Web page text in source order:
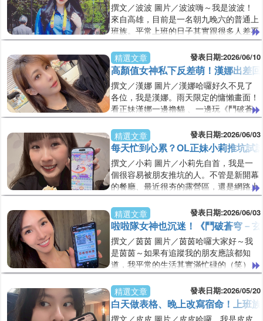
撰文／波波 圖片／波波嗨～我是波波！
來自高雄，目前是一名朝九晚六的普通上
班族。平常上班的日子其實跟很多人差不
多，每天鬧鐘響、趕上班、開會、回訊
息、處理工作，然後一轉眼又到了下班時
間。陽光潛水女神「波波」私下大反差！
下班不潛水，竟然躲在沙發瘋玩《鬥破蒼
穹-玄幻秘藏》。波波提供雖然生活規
律，但我其實是個很愛往外跑的人。只要
有假期，我幾乎不太會待在家裡。朋友都
畜，假日是
精選文章 發表日期:2026/06/10
高顏值女神私下反差萌！漢娜出差
撰文／漢娜 圖片／漢娜哈囉好久不見了
各位，我是漢娜。雨天限定的慵懶畫面！
看正妹漢娜一邊擼貓 、一邊玩《鬥破蒼
穹-玄幻秘藏》。漢娜提供前陣子剛結束
一趟馬尼拉出差，終於回到台灣了。原本
以為回來之後會馬上安排跟姐妹聚聚、逛
街，或是規劃下一趟旅行，沒想到迎接我
的卻是台北連續好幾天的陰雨天氣。每天
早上拉開窗簾，看到灰濛濛的天空和濕漉
漉的街道，原本想出門走走的念頭也瞬間
能出
精選文章 發表日期:2026/06/03
每天忙到心累？OL正妹小莉推坑試
撰文／小莉 圖片／小莉先自首，我是一
個很容易被朋友推坑的人。不管是新開幕
的餐廳、最近很夯的露營區，還是網路上
討論度很高的遊戲，只要身邊有人推薦，
我通常都會忍不住跑去看看。然後最後的
結果往往都是「好啦，真的不錯啦！」最
近讓我默默入坑的，就是《鬥破蒼穹－玄
幻秘藏》！不過在分享遊戲之前，先來聊
聊我自己吧！每天上班找個讓自己放鬆的
娛樂，《鬥破蒼穹－玄幻秘藏》還滿值得
系擔
精選文章 發表日期:2026/06/03
啦啦隊女神也沉迷！《鬥破蒼穹－
撰文／茵茵 圖片／茵茵哈囉大家好～我
是茵茵～如果有追蹤我的朋友應該都知
道，我平常的生活其實滿忙碌的（笑）。
除了是高雄海神啦啦隊的一員之外，也會
接一些平面拍攝、品牌合作和模特兒工
作，所以常常不是在球場應援，就是在攝
影棚拍照的路上。工作看起來好像很光鮮
精選文章 發表日期:2026/05/20
白天做表格、晚上改寫宿命！上班
撰文／皮皮 圖片／皮皮哈囉，我是皮皮